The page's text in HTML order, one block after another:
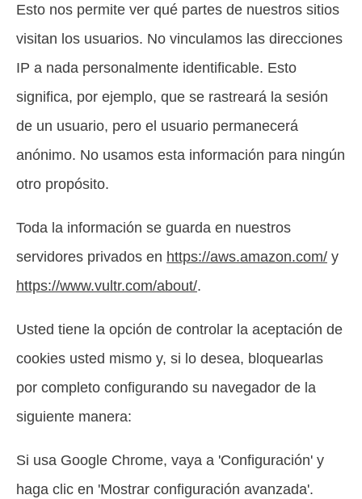
Esto nos permite ver qué partes de nuestros sitios
visitan los usuarios. No vinculamos las direcciones
IP a nada personalmente identificable. Esto
significa, por ejemplo, que se rastreará la sesión
de un usuario, pero el usuario permanecerá
anónimo. No usamos esta información para ningún
otro propósito.
Toda la información se guarda en nuestros
servidores privados en https://aws.amazon.com/ y
https://www.vultr.com/about/.
Usted tiene la opción de controlar la aceptación de
cookies usted mismo y, si lo desea, bloquearlas
por completo configurando su navegador de la
siguiente manera:
Si usa Google Chrome, vaya a 'Configuración' y
haga clic en 'Mostrar configuración avanzada'.